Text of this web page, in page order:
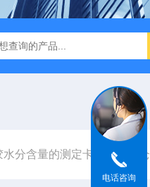
测定仪 V-310库伦法微量
分含量的测定卡尔费休库
电话咨询